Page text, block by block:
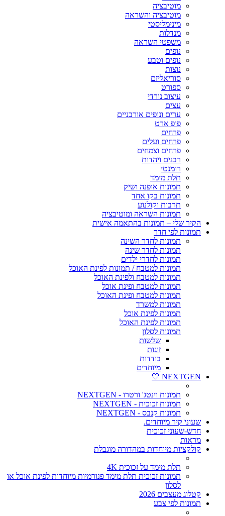
מוטיבציה
מוטיבציה והשראה
מינימליסטי
מנדלות
משפטי השראה
נופים
נופים וטבע
נוצות
סוריאליזם
ספורט
עיצוב נורדי
עצים
ערים ונופים אורבניים
פופ ארט
פרחים
פרחים ועלים
פרחים וצמחים
רבנים ויהדות
רומנטי
תלת מימד
תמונות אופנה ושיק
תמונות בקו אחד
תרבות וקולנוע
תמונות השראה ומוטיבציה
הקיר שלי – תמונות בהתאמה אישית
תמונות לפי חדר
תמונות לחדר השינה
תמונות לחדר שינה
תמונות לחדרי ילדים
תמונות למטבח / תמונות לפינת האוכל
תמונות למטבח ולפינת האוכל
תמונות למטבח ופינת אוכל
תמונות למטבח ופינת האוכל
תמונות למשרד
תמונות לפינת אוכל
תמונות לפינת האוכל
תמונות לסלון
שלשות
זוגות
בודדות
מיוחדים
NEXTGEN 🤍
תמונות וינטג' ורטרו - NEXTGEN
תמונות זכוכית - NEXTGEN
תמונות קנבס - NEXTGEN
שעוני קיר מיוחדים.
חדש-שעוני זכוכית
מראות
קולקציות מיוחדות במהדורה מוגבלת
תלת מימד על זכוכית 4K
תמונות זכוכית תלת מימד פנורמיות מיוחדות לפינת אוכל או
לסלון
קטלוג מעצבים 2026
תמונות לפי צבע